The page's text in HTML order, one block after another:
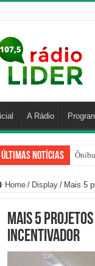
A Rádio
Últimas Notícias
Home / Display / Mais 5
Mais 5
Incentivador